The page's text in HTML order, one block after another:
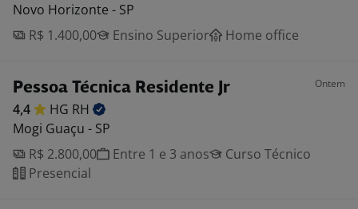
Novo Horizonte - SP
R$ 1.400,00
Ensino Superior Home office
Pessoa Técnica Residente Jr Ontem
4,4 HG RH
Mogi Guaçu - SP
R$ 2.800,00
Entre 1 e 3 anos
Curso Técnico
Presencial